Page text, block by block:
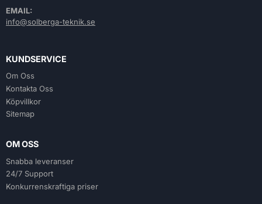
EMAIL:
info@solberga-teknik.se
KUNDSERVICE
Om Oss
Kontakta Oss
Köpvillkor
Sitemap
OM OSS
Snabba leveranser
24/7 Support
Konkurrenskraftiga priser